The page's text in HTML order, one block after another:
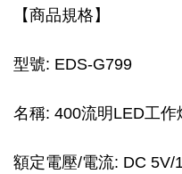
【商品規格】
型號: EDS-G799
名稱: 400流明LED工作
額定電壓/電流: DC 5V/